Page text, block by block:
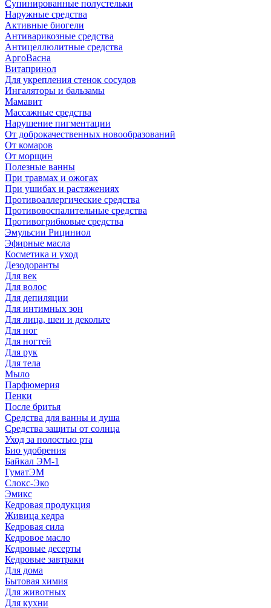
Супинированные полустельки
Наружные средства
Активные биогели
Антиварикозные средства
Антицеллюлитные средства
АргоВасна
Витапринол
Для укрепления стенок сосудов
Ингаляторы и бальзамы
Мамавит
Массажные средства
Нарушение пигментации
От доброкачественных новообразований
От комаров
От морщин
Полезные ванны
При травмах и ожогах
При ушибах и растяжениях
Противоаллергические средства
Противовоспалительные средства
Противогрибковые средства
Эмульсии Рициниол
Эфирные масла
Косметика и уход
Дезодоранты
Для век
Для волос
Для депиляции
Для интимных зон
Для лица, шеи и декольте
Для ног
Для ногтей
Для рук
Для тела
Мыло
Парфюмерия
Пенки
После бритья
Средства для ванны и душа
Средства защиты от солнца
Уход за полостью рта
Био удобрения
Байкал ЭМ-1
ГуматЭМ
Слокс-Эко
Эмикс
Кедровая продукция
Живица кедра
Кедровая сила
Кедровое масло
Кедровые десерты
Кедровые завтраки
Для дома
Бытовая химия
Для животных
Для кухни